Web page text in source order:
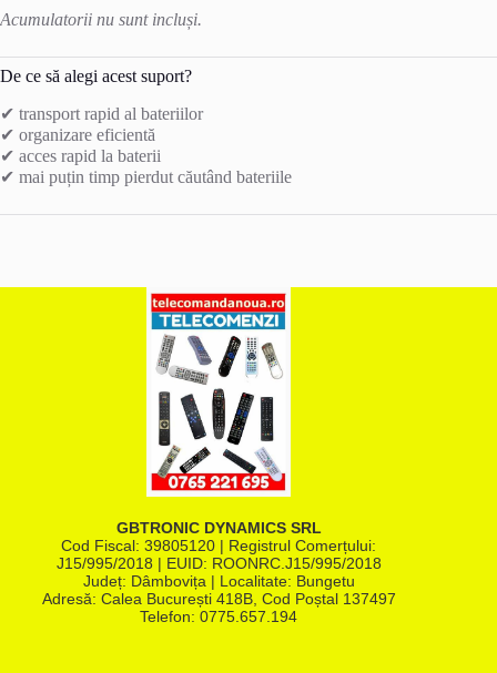
Acumulatorii nu sunt incluși.
De ce să alegi acest suport?
✔ transport rapid al bateriilor
✔ organizare eficientă
✔ acces rapid la baterii
✔ mai puțin timp pierdut căutând bateriile
GBTRONIC DYNAMICS SRL
Cod Fiscal: 39805120 | Registrul Comerțului:
J15/995/2018 | EUID: ROONRC.J15/995/2018
Județ: Dâmbovița | Localitate: Bungetu
Adresă: Calea București 418B, Cod Poștal 137497
Telefon:0775.657.194